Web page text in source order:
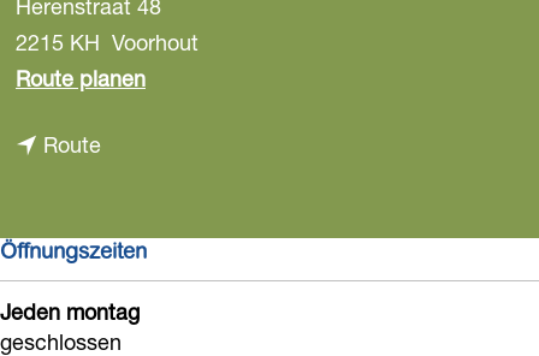
Herenstraat 48
2215 KH Voorhout
Route planenb
b
Routeb
B
i
b
Öffnungszeiten
Jeden montag
geschlossen